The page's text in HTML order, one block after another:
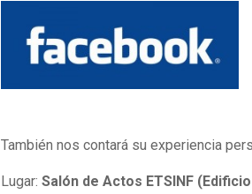
También nos contará su experiencia
Lugar: Salón de Actos ETSINF